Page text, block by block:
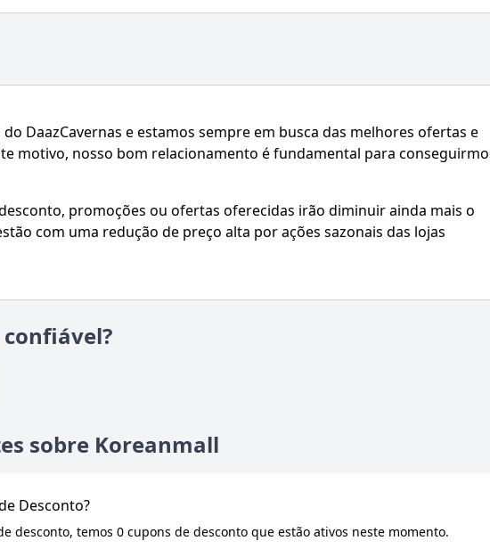
DaazCavernas e estamos sempre em busca das melhores ofertas e
motivo, nosso bom relacionamento é fundamental para
promoções ou ofertas oferecidas irão diminuir ainda mais o
com uma redução de preço alta por ações sazonais das lojas
sobre Koreanmall
Desconto?
desconto, temos 0 cupons de desconto que estão ativos neste momento.